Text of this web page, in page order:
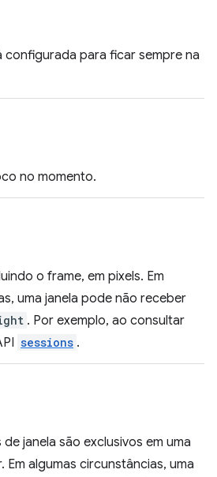
configurada para ficar sempre na
no momento.
o frame, em pixels. Em
uma janela pode não receber
. Por exemplo, ao consultar
sessions .
janela são exclusivos em uma
algumas circunstâncias, uma